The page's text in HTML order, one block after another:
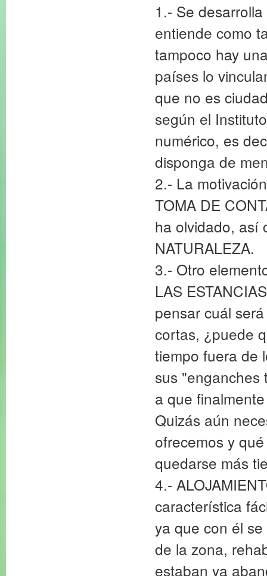
1.- Se
entiende como
tampoco hay
países lo
que no es
según el
numérico, es
disponga de
2.- La
TOMA DE
ha olvidado, así
NATURALEZA.
3.- Otro
LAS
pensar cuál
cortas, ¿puede
tiempo fuera de
sus "enganches
a que
Quizás aún
ofrecemos y
quedarse más
4.-
característica
ya que con él
de la zona,
estaban ya